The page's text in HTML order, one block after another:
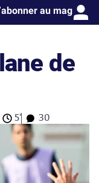
au mag
de
5' 30